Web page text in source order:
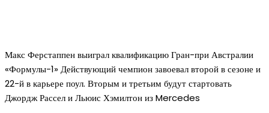
Макс Ферстаппен выиграл квалификацию Гран-при Австралии
«Формулы-1» Действующий чемпион завоевал второй в сезоне и
22-й в карьере поул. Вторым и третьим будут стартовать
Джордж Рассел и Льюис Хэмилтон из Mercedes